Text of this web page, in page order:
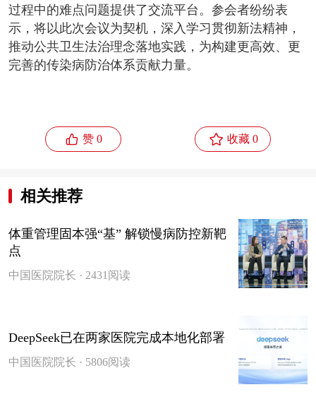
过程中的难点问题提供了交流平台。参会者纷纷表
示，将以此次会议为契机，深入学习贯彻新法精神，
推动公共卫生法治理念落地实践，为构建更高效、更
完善的传染病防治体系贡献力量。
 赞 0  收藏 0
相关推荐
体重管理固本强“基” 解锁慢病防控新靶
点
中国医院院长 · 2431阅读
DeepSeek已在两家医院完成本地化部署
中国医院院长 · 5806阅读